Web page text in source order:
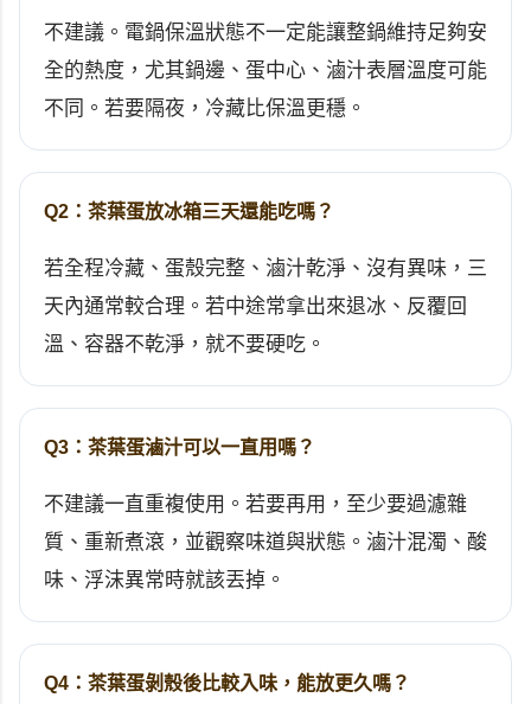
不建議。電鍋保溫狀態不一定能讓整鍋維持足夠安
全的熱度，尤其鍋邊、蛋中心、滷汁表層溫度可能
不同。若要隔夜，冷藏比保溫更穩。
Q2：茶葉蛋放冰箱三天還能吃嗎？
若全程冷藏、蛋殼完整、滷汁乾淨、沒有異味，三
天內通常較合理。若中途常拿出來退冰、反覆回
溫、容器不乾淨，就不要硬吃。
Q3：茶葉蛋滷汁可以一直用嗎？
不建議一直重複使用。若要再用，至少要過濾雜
質、重新煮滾，並觀察味道與狀態。滷汁混濁、酸
味、浮沫異常時就該丟掉。
Q4：茶葉蛋剝殼後比較入味，能放更久嗎？